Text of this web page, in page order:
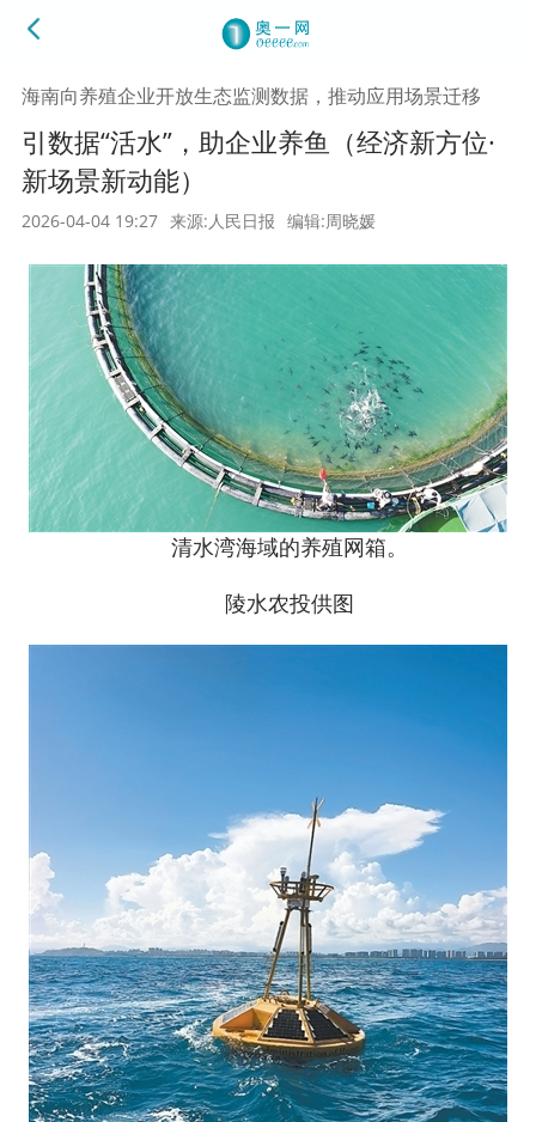
海南向养殖企业开放生态监测数据，推动应用场景迁移
引数据“活水”，助企业养鱼（经济新方位·
新场景新动能）
2026-04-04 19:27 来源:人民日报 编辑:周晓媛
清水湾海域的养殖网箱。
陵水农投供图